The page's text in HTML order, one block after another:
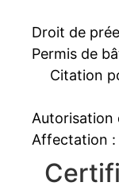
Droit de
Permis de
Citation
Autorisation
Affectation :